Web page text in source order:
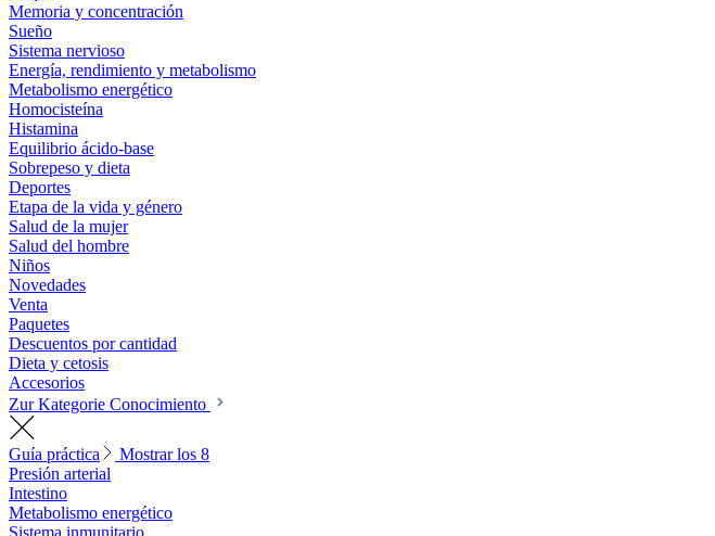
Memoria y concentración
Sueño
Sistema nervioso
Energía, rendimiento y metabolismo
Metabolismo energético
Homocisteína
Histamina
Equilibrio ácido-base
Sobrepeso y dieta
Deportes
Etapa de la vida y género
Salud de la mujer
Salud del hombre
Niños
Novedades
Venta
Paquetes
Descuentos por cantidad
Dieta y cetosis
Accesorios
Zur Kategorie Conocimiento
Guía práctica
Mostrar los 8
Presión arterial
Intestino
Metabolismo energético